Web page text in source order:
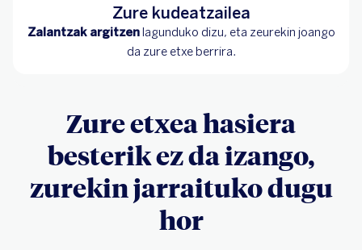
Zure kudeatzailea
Zalantzak argitzenlagunduko dizu, eta zeurekin joango
da zure etxe berrira.
Zure etxea hasiera
besterik ez da izango,
zurekin jarraituko dugu
hor